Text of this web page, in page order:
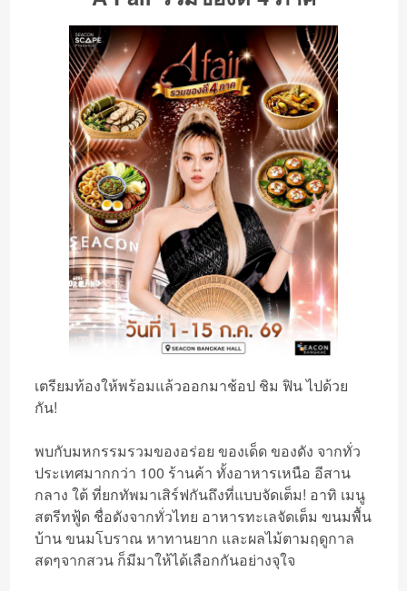
เตรียมท้องให้พร้อมแล้วออกมาช้อป ชิม ฟิน ไปด้วย
กัน!
พบกับมหกรรมรวมของอร่อย ของเด็ด ของดัง จากทั่ว
ประเทศมากกว่า 100 ร้านค้า ทั้งอาหารเหนือ อีสาน
กลาง ใต้ ที่ยกทัพมาเสิร์ฟกันถึงที่แบบจัดเต็ม! อาทิ เมนู
สตรีทฟู้ด ชื่อดังจากทั่วไทย อาหารทะเลจัดเต็ม ขนมพื้น
บ้าน ขนมโบราณ หาทานยาก และผลไม้ตามฤดูกาล
สดๆจากสวน ก็มีมาให้ได้เลือกกันอย่างจุใจ